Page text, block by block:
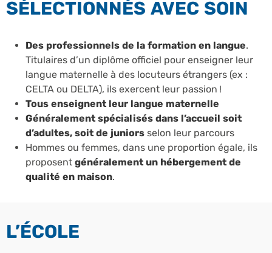
SÉLECTIONNÉS AVEC SOIN
Des professionnels de la formation en langue.
Titulaires d’un diplôme officiel pour enseigner leur
langue maternelle à des locuteurs étrangers (ex :
CELTA ou DELTA), ils exercent leur passion !
Tous enseignent leur langue maternelle
Généralement spécialisés dans l’accueil soit
d’adultes, soit de juniors selon leur parcours
Hommes ou femmes, dans une proportion égale, ils
proposent généralement un hébergement de
qualité en maison.
L’ÉCOLE